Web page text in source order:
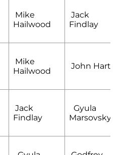
Mike
Hailwood
Jack
Findlay
Mike
Hailwood
John Hartle
Jack
Findlay
Gyula
Marsovsky